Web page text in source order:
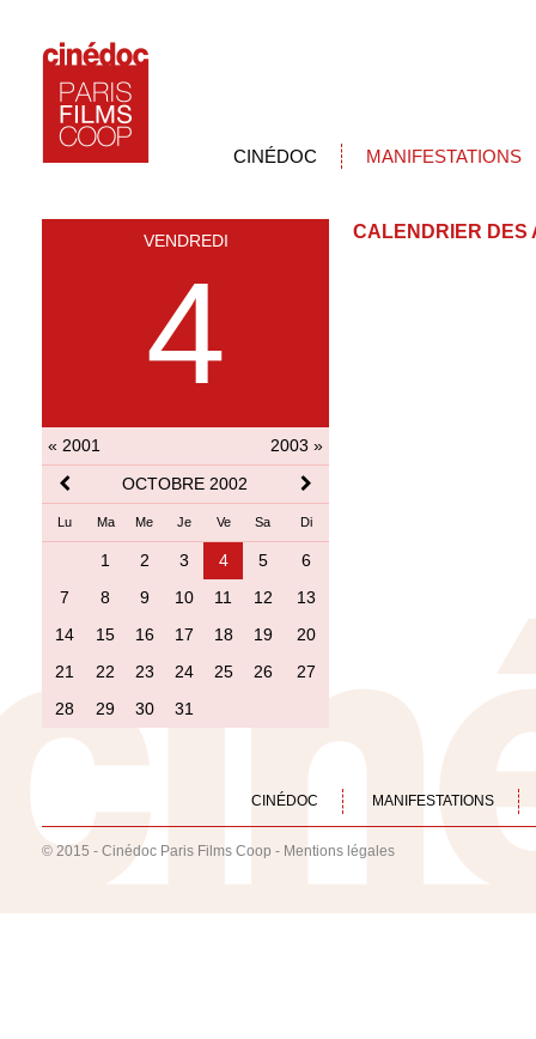
CINÉDOC MANIFESTATIONS
VENDREDI
4
« 2001
2003 »
OCTOBRE 2002
Lu Ma Me Je Ve Sa Di
1 2 3 4 5
6
7
8 9 10 11 12
13
14
15 16 17 18 19
20
21
22 23 24 25 26
27
28
29 30 31
CALENDRIER DES
CINÉDOC MANIFESTATIONS
© 2015 - Cinédoc Paris Films Coop - Mentions légales